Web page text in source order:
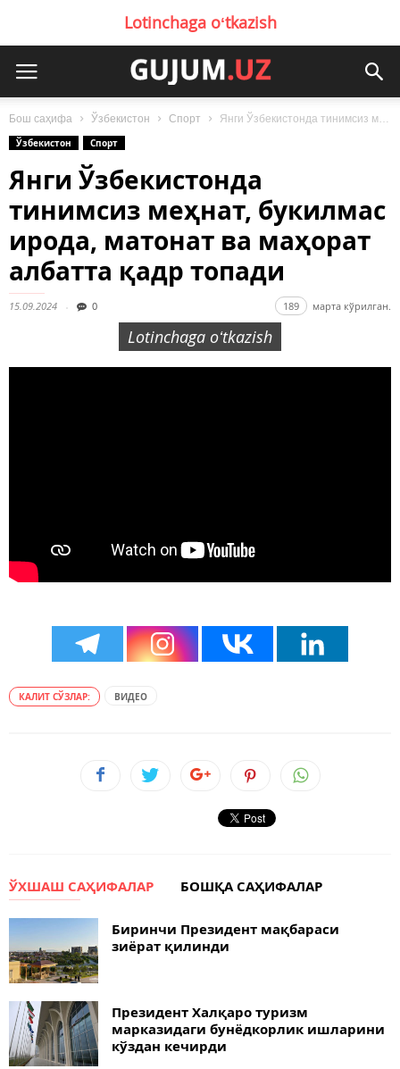
Lotinchaga oʻtkazish
Бош саҳифа Ўзбекистон Спорт
Янги Ўзбекистонда тинимсиз меҳнат, букилмас ирода, матонат ва маҳорат албатта қадр топади
Ўзбекистон
Спорт
Янги Ўзбекистонда
тинимсиз меҳнат, букилмас
ирода, матонат ва маҳорат
албатта қадр топади
15.09.2024 0 189 марта кўрилган.
Lotinchaga oʻtkazish
КАЛИТ СЎЗЛАР: ВИДЕО
ЎХШАШ САҲИФАЛАР БОШҚА САҲИФАЛАР
Биринчи Президент мақбараси
зиёрат қилинди
Президент Халқаро туризм
марказидаги бунёдкорлик ишларини
кўздан кечирди